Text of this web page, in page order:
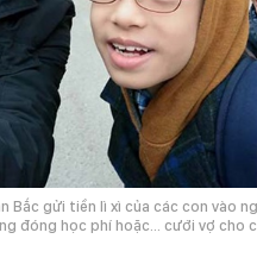
Bắc gửi tiền lì xì của các con vào
đóng học phí hoặc... cưới vợ cho